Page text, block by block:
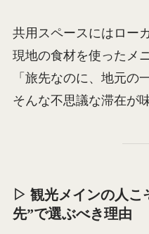
共用スペースにはロー
現地の食材を使ったメ
「旅先なのに、地元の
そんな不思議な滞在が
▷ 観光メインの人こ
先”で選ぶべき理由